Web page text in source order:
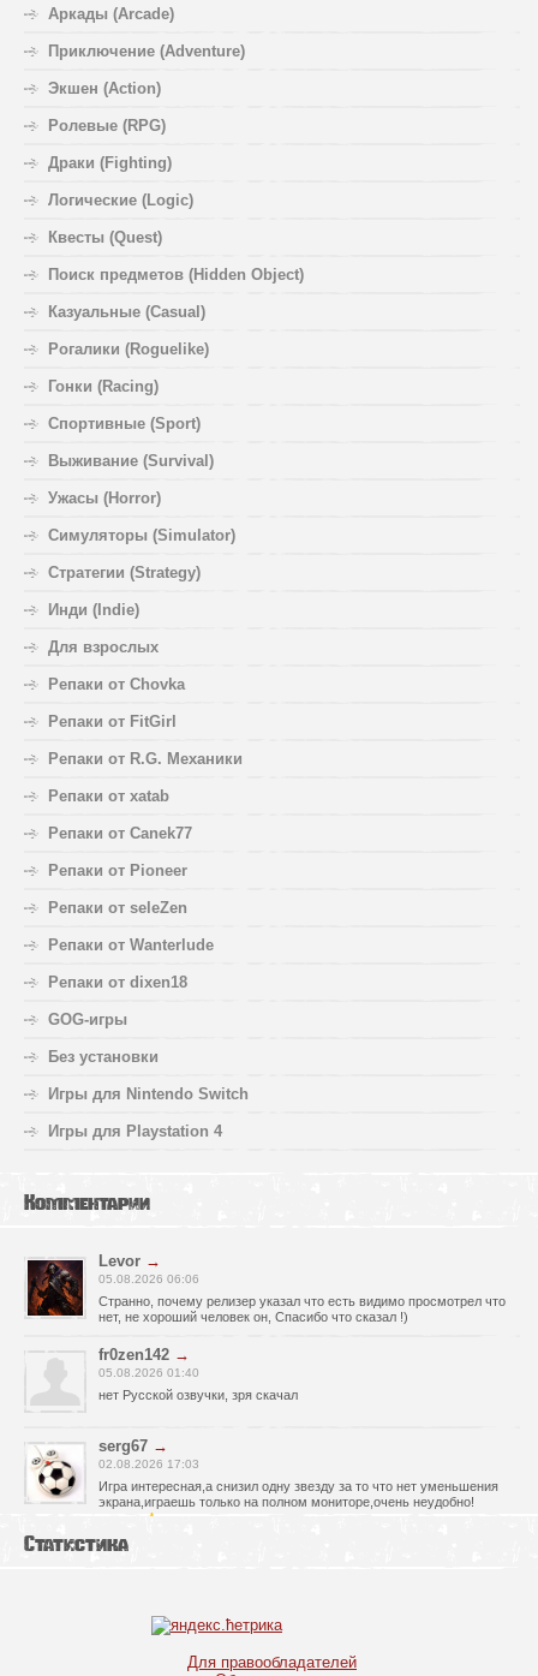
Аркады (Arcade)
Приключение (Adventure)
Экшен (Action)
Ролевые (RPG)
Драки (Fighting)
Логические (Logic)
Квесты (Quest)
Поиск предметов (Hidden Object)
Казуальные (Casual)
Рогалики (Roguelike)
Гонки (Racing)
Спортивные (Sport)
Выживание (Survival)
Ужасы (Horror)
Симуляторы (Simulator)
Стратегии (Strategy)
Инди (Indie)
Для взрослых
Репаки от Chovka
Репаки от FitGirl
Репаки от R.G. Механики
Репаки от xatab
Репаки от Canek77
Репаки от Pioneer
Репаки от seleZen
Репаки от Wanterlude
Репаки от dixen18
GOG-игры
Без установки
Игры для Nintendo Switch
Игры для Playstation 4
Комментарии
Levor →
05.08.2026 06:06
Странно, почему релизер указал что есть видимо просмотрел что
нет, не хороший человек он, Спасибо что сказал !)
fr0zen142 →
05.08.2026 01:40
нет Русской озвучки, зря скачал
serg67 →
02.08.2026 17:03
Игра интересная,а снизил одну звезду за то что нет уменьшения
экрана,играешь только на полном мониторе,очень неудобно!
испробовал?
Статистика
Для правообладателей